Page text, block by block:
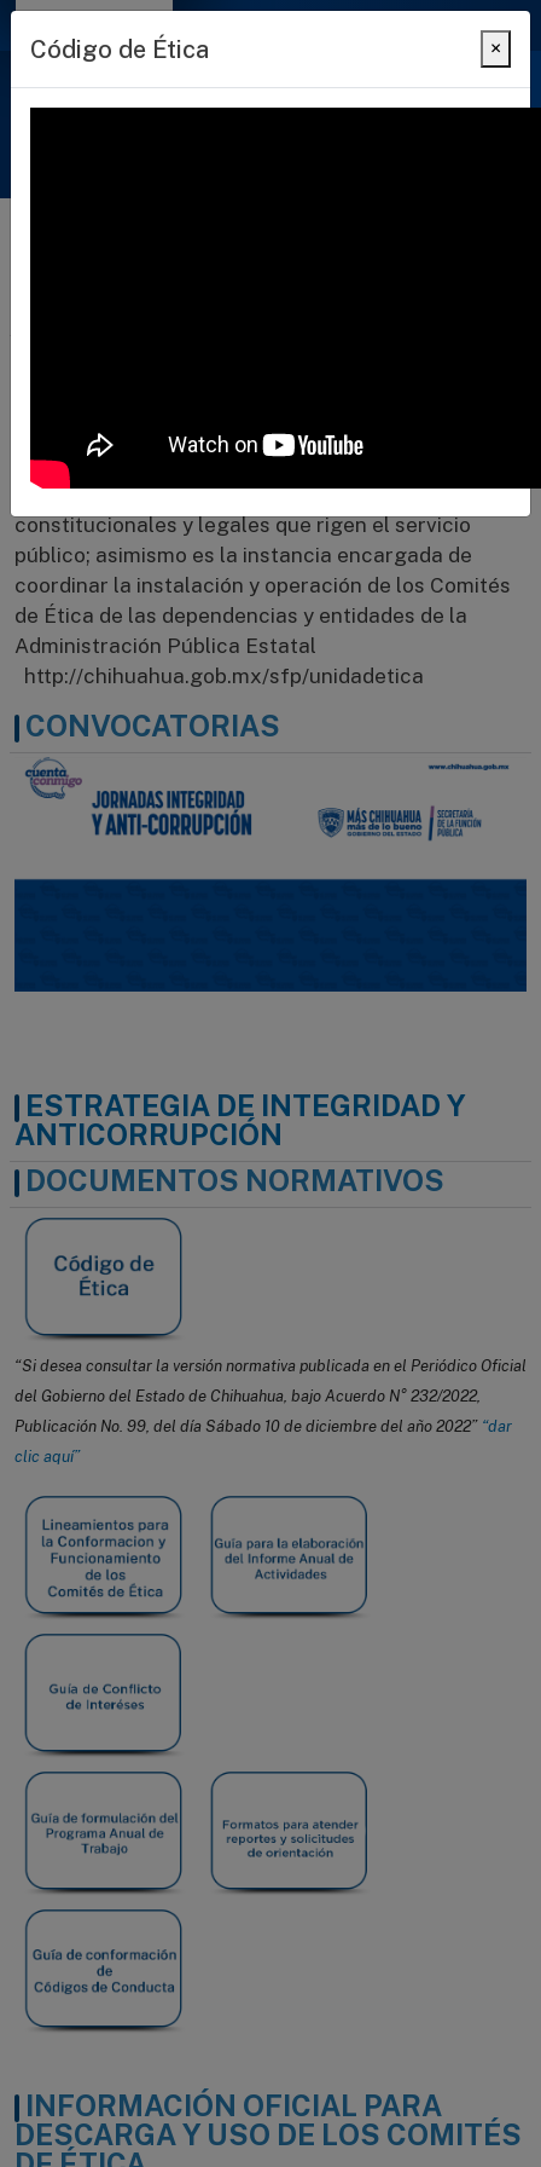
Pública, es la entidad rectora que define políticas
públicas, medidas preventivas y estrategias que
permitan la salvaguarda efectiva de los principios
constitucionales y legales que rigen el servicio
público; asimismo es la instancia encargada de
coordinar la instalación y operación de los Comités
de Ética de las dependencias y entidades de la
Administración Pública Estatal
http://chihuahua.gob.mx/sfp/unidadetica
CONVOCATORIAS
ESTRATEGIA DE INTEGRIDAD Y
ANTICORRUPCIÓN
DOCUMENTOS NORMATIVOS
“Si desea consultar la versión normativa publicada en el Periódico Oficial
del Gobierno del Estado de Chihuahua, bajo Acuerdo N° 232/2022,
Publicación No. 99, del día Sábado 10 de diciembre del año 2022” “dar
clic aquí”
INFORMACIÓN OFICIAL PARA
DESCARGA Y USO DE LOS COMITÉS
Código de Ética ×